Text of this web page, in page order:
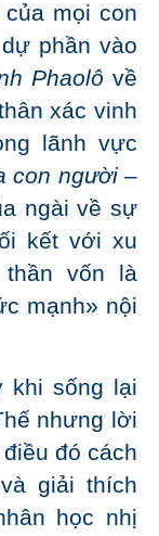
mọi con
phần vào
Phaolô về
xác vinh
lãnh vực
con người –
ngài về sự
kết với xu
vốn là
mạnh» nội
khi sống lại
nhưng lời
đó cách
giải thích
học nhị